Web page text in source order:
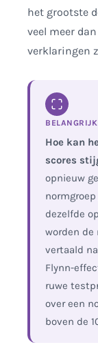
het grootste
veel meer
verklaringen
Hoe kan
scores
opnieuw
dezelfde
worden de
vertaald
Flynn-
ruwe
over een
boven de